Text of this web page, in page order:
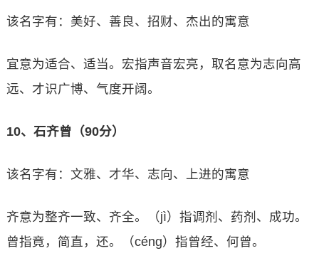
该名字有：美好、善良、招财、杰出的寓意
宜意为适合、适当。宏指声音宏亮，取名意为志向高
远、才识广博、气度开阔。
10、石齐曾（90分）
该名字有：文雅、才华、志向、上进的寓意
齐意为整齐一致、齐全。（jì）指调剂、药剂、成功。
曾指竟，简直，还。（céng）指曾经、何曾。